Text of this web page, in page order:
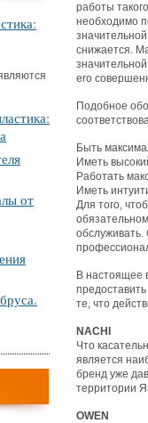
от
работы
необходимо
снижается.
его
Подобное
Быть
Иметь
Работать
Иметь
Для того,
обслуживать.
В настоящее
те, что
NACHI
Что
является
бренд уже
территории
OWEN